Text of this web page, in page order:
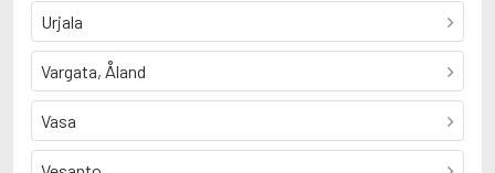
Urjala
Vargata, Åland
Vasa